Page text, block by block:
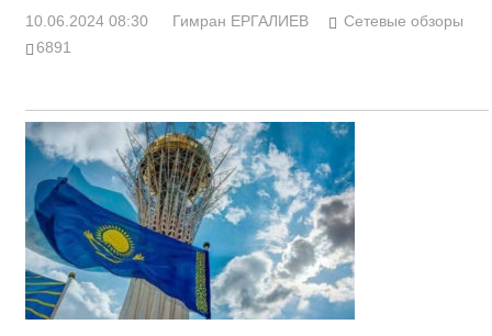
10.06.2024 08:30 Гимран ЕРГАЛИЕВ
Сетевые обзоры
6891